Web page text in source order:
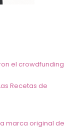
el crowdfunding
Recetas de
marca original de